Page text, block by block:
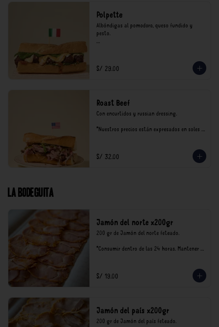
Polpette
Albóndigas al pomodoro, queso fundido y
pesto.
consumo.
S/ 29.00
Roast Beef
Con encurtidos y russian dressing.
*Nuestros precios están expresados en soles e
S/ 32.00
La Bodeguita
Jamón del norte x200gr
200 gr de Jamón del norte feteado.
*Consumir dentro de las 24 horas. Mantener
incluyen impuestos de ley y recargo al
consumo.
S/ 19.00
Jamón del país x200gr
200 gr de Jamón del país feteado.